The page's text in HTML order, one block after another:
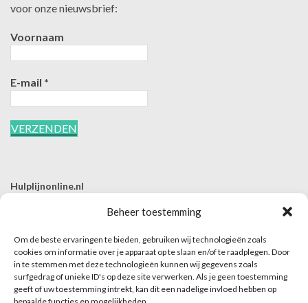
Beheer toestemming
Om de beste ervaringen te bieden, gebruiken wij technologieën zoals
cookies om informatie over je apparaat op te slaan en/of te raadplegen. Door
in te stemmen met deze technologieën kunnen wij gegevens zoals
surfgedrag of unieke ID's op deze site verwerken. Als je geen toestemming
geeft of uw toestemming intrekt, kan dit een nadelige invloed hebben op
voor onze nieuwsbrief:
Voornaam
E-mail *
Hulplijnonline.nl
E | info@hulplijnonline.nl
Contactformulier
Over Hulplijnonline.nl
Het team van Hulplijnonline.nl